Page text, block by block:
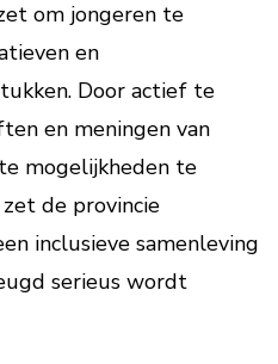
om jongeren te
en
Door actief te
en meningen van
mogelijkheden te
de provincie
inclusieve samenleving
serieus wordt